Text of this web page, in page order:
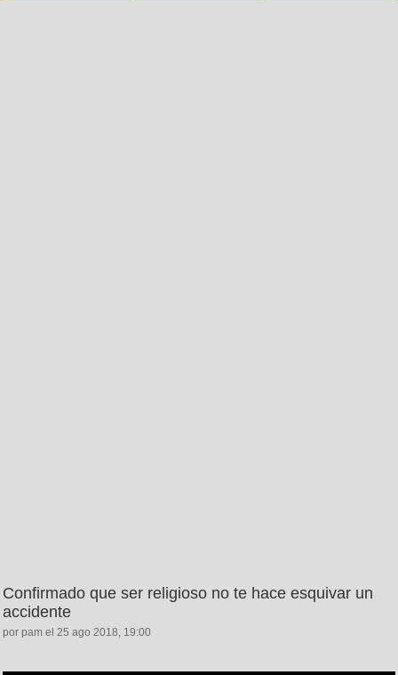
Confirmado que ser religioso no te hace esquivar un
accidente
por pam el 25 ago 2018, 19:00